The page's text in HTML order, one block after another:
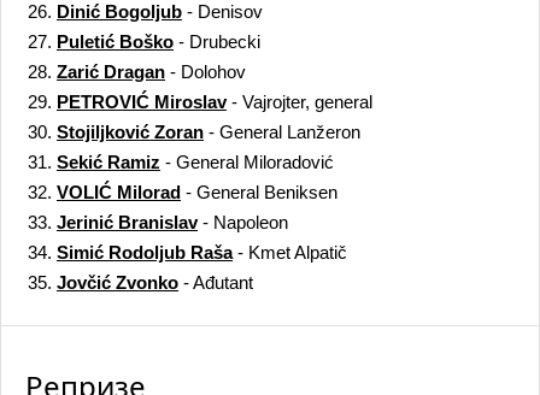
26. Dinić Bogoljub - Denisov
27. Puletić Boško - Drubecki
28. Zarić Dragan - Dolohov
29. PETROVIĆ Miroslav- Vajrojter, general
30. Stojiljković Zoran - General Lanžeron
31. Sekić Ramiz - General Miloradović
32. VOLIĆ Milorad - General Beniksen
33. Jerinić Branislav- Napoleon
34. Simić Rodoljub Raša- Kmet Alpatič
35. Jovčić Zvonko - Ađutant
Репризе